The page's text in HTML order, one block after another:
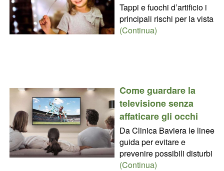
Tappi e fuochi d’artificio i
principali rischi per la vista
(Continua)
Come guardare la
televisione senza
affaticare gli occhi
Da Clinica Baviera le linee
guida per evitare e
prevenire possibili disturbi
(Continua)